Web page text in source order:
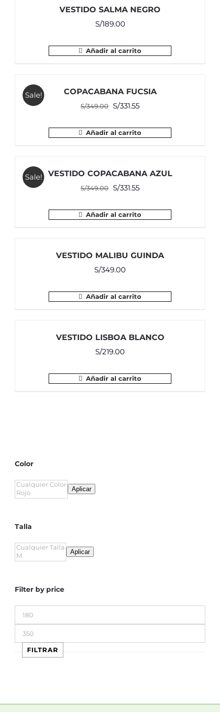
VESTIDO SALMA NEGRO
S/189.00
Añadir al carrito
Sale! COPACABANA FUCSIA
S/349.00 El
original
S/331.55El
actual
Añadir al carrito
Sale! VESTIDO COPACABANA AZUL
S/349.00 El
original
S/331.55El
actual
Añadir al carrito
VESTIDO MALIBU GUINDA
S/349.00
Añadir al carrito
VESTIDO LISBOA BLANCO
S/219.00
Añadir al carrito
Color
Aplicar
Talla
Aplicar
Filter by price
Precio
mínimo
Precio
máximo
FILTRAR